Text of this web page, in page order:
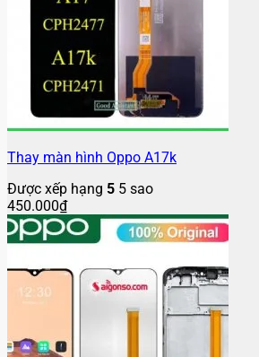
Thay màn hình Oppo A17k
Được xếp hạng 5 5 sao
450.000₫